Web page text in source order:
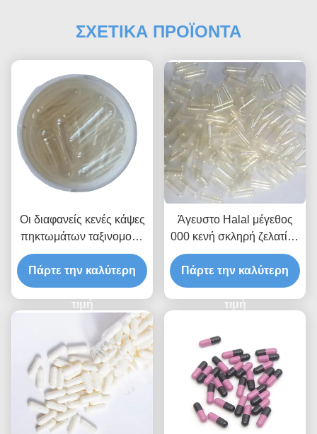
ΣΧΕΤΙΚΑ ΠΡΟΪΟΝΤΑ
Οι διαφανείς κενές κάψες
πηκτωμάτων ταξινομούν
0 τη Odorless φυτική
κάψα Shell
Πάρτε την καλύτερη
τιμή
Άγευστο Halal μέγεθος
000 κενή σκληρή ζελατίνη
Shell καψών
πηκτωμάτων ζελατίνης
κενό
Πάρτε την καλύτερη
τιμή